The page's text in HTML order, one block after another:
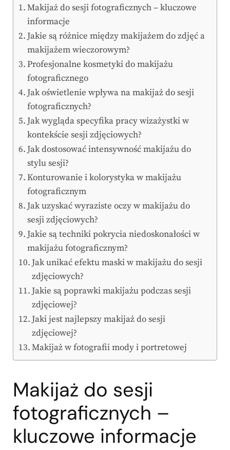
Makijaż do sesji fotograficznych – kluczowe
informacje
Jakie są różnice między makijażem do zdjęć a
makijażem wieczorowym?
Profesjonalne kosmetyki do makijażu
fotograficznego
Jak oświetlenie wpływa na makijaż do sesji
fotograficznych?
Jak wygląda specyfika pracy wizażystki w
kontekście sesji zdjęciowych?
Jak dostosować intensywność makijażu do
stylu sesji?
Konturowanie i kolorystyka w makijażu
fotograficznym
Jak uzyskać wyraziste oczy w makijażu do
sesji zdjęciowych?
Jakie są techniki pokrycia niedoskonałości w
makijażu fotograficznym?
Jak unikać efektu maski w makijażu do sesji
zdjęciowych?
Jakie są poprawki makijażu podczas sesji
zdjęciowej?
Jaki jest najlepszy makijaż do sesji
zdjęciowej?
Makijaż w fotografii mody i portretowej
Makijaż do sesji
fotograficznych –
kluczowe informacje